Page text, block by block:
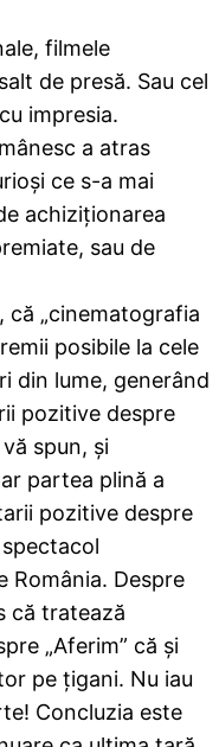
filmele
de presă. Sau cel
impresia.
a atras
ce s-a mai
achiziționarea
sau de
că „cinematografia
posibile la cele
din lume, generând
pozitive despre
spun, și
partea plină a
pozitive despre
România. Despre
că tratează
„Aferim” că și
pe țigani. Nu iau
Concluzia este